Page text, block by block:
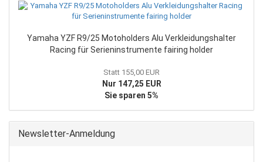
Yamaha YZF R9/25 Motoholders Alu Verkleidungshalter
Racing für Serieninstrumente fairing holder
Statt 155,00 EUR
Nur 147,25 EUR
Sie sparen 5%
Newsletter-Anmeldung